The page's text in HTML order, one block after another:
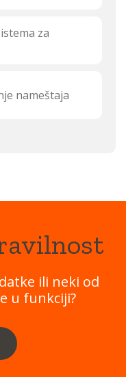
za
nameštaja
ili neki od
u funkciji?